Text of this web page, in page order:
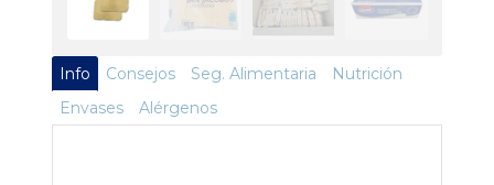
Info Consejos Seg. Alimentaria
Nutrición
Envases
Alérgenos